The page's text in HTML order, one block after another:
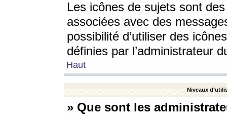
Les icônes de sujets sont
associées avec des
possibilité d’utiliser des
définies par l’administrateur
Haut
Niveaux
» Que sont les